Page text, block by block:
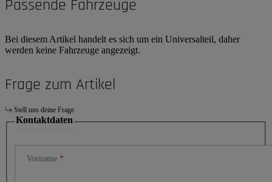
Passende Fahrzeuge
Bei diesem Artikel handelt es sich um ein Universalteil, daher
werden keine Fahrzeuge angezeigt.
Frage zum Artikel
Stell uns deine Frage
Kontaktdaten
Vorname